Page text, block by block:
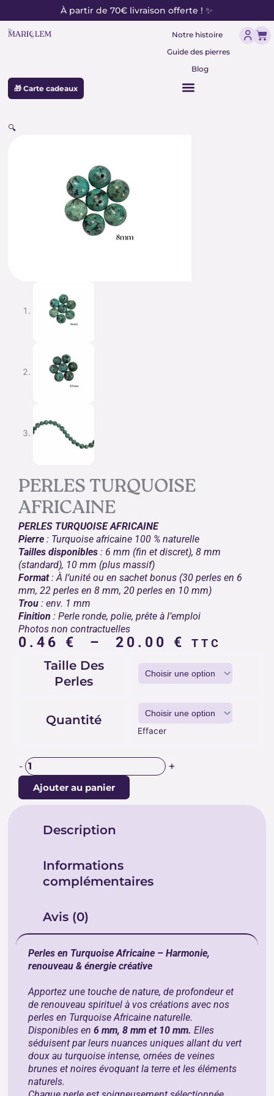
au
contenu
À partir de 70€ livraison offerte ! ✨
Notre histoire
Guide des pierres
Blog
🎁 Carte cadeaux
🔍
PERLES TURQUOISE
AFRICAINE
PERLES TURQUOISE AFRICAINE
Pierre : Turquoise africaine 100 % naturelle
Tailles disponibles : 6 mm (fin et discret), 8 mm
(standard), 10 mm (plus massif)
Format: À l’unité ou en sachet bonus (30 perles en 6
mm, 22 perles en 8 mm, 20 perles en 10 mm)
Trou : env. 1 mm
Finition : Perle ronde, polie, prête à l’emploi
Photos non contractuelles
0.46 € – 20.00 € Plage
prix :
0.46 €
à
20.00 €
TTC
Taille Des
Perles
Quantité
Effacer
-
PERLES
+
Ajouter au panier
Description
Informations
complémentaires
Avis (0)
Perles en Turquoise Africaine – Harmonie,
renouveau & énergie créative
Apportez une touche de nature, de profondeur et
de renouveau spirituel à vos créations avec nos
perles en Turquoise Africaine naturelle.
Disponibles en6 mm, 8 mm et 10 mm. Elles
séduisent par leurs nuances uniques allant du vert
doux au turquoise intense, ornées de veines
brunes et noires évoquant la terre et les éléments
naturels.